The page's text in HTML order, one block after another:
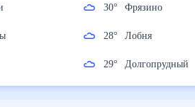
30° Фрязино
28° Лобня
29°